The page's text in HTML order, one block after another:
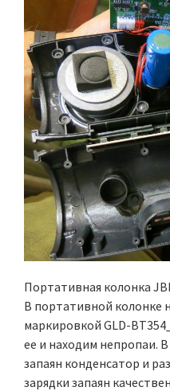
Портативная колонка
В портативной колонке
маркировкой GLD-
ее и находим непропаи.
запаян конденсатор и
зарядки запаян